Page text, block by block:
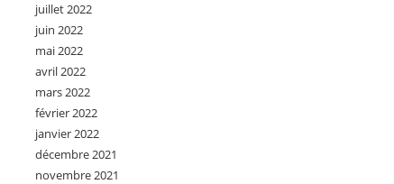
juillet 2022
juin 2022
mai 2022
avril 2022
mars 2022
février 2022
janvier 2022
décembre 2021
novembre 2021